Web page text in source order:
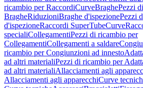
ricambio per RaccordiCurveBraghePezzi
BragheRiduzioniBraghe d'ispezionePezzi
d'ispezioneRaccordi SuperTubeCurve
specialiCollegamentiPezzi di ricambio per
CollegamentiCollegamenti a saldare
ricambio per Congiunzioni ad innesto
ad altri materialiPezzi di ricambio per
ad altri materialiAllacciamenti agli
Allacciamenti agli apparecchiCurve